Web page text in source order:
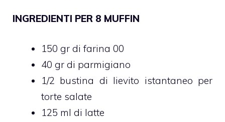
INGREDIENTI PER 8 MUFFIN
150 gr di farina 00
40 gr di parmigiano
1/2 bustina di lievito istantaneo per
torte salate
125 ml di latte